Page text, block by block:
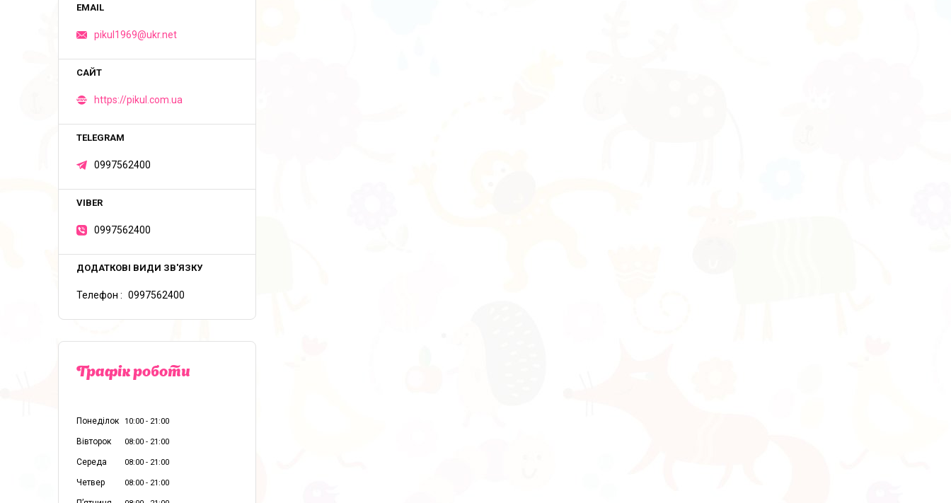
pikul1969@ukr.net
https://pikul.com.ua
0997562400
0997562400
Телефон 0997562400
Графік роботи
Понеділок 10:00 21:00
Вівторок 08:00 21:00
Середа 08:00 21:00
Четвер 08:00 21:00